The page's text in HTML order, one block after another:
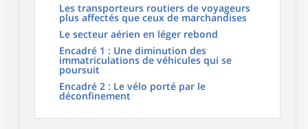
Les transporteurs routiers de voyageurs
plus affectés que ceux de marchandises
Le secteur aérien en léger rebond
Encadré 1 : Une diminution des
immatriculations de véhicules qui se
poursuit
Encadré 2 : Le vélo porté par le
déconfinement